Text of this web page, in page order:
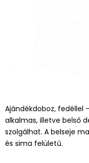
Ajándékdoboz, fedéllel
alkalmas, illetve belső
szolgálhat. A belseje
és sima felületű.